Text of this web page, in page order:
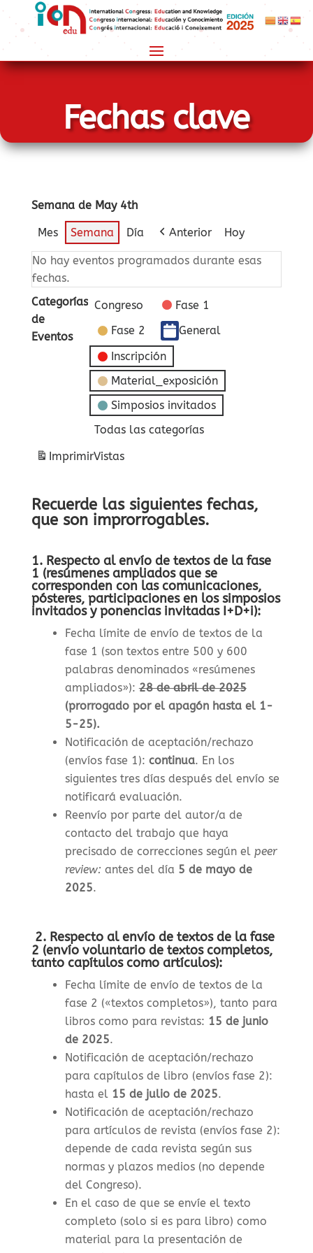
Fechas clave
Semana de May 4th
Mes Semana Día Anterior Hoy
No hay eventos programados durante esas
fechas.
Categorías
de
Eventos
Congreso
Fase 1
Fase 2
General
Inscripción
Material_exposición
Simposios invitados
Todas las categorías
ImprimirVistas
Recuerde las siguientes fechas,
que son improrrogables.
1. Respecto al envío de textos de la fase
1 (resúmenes ampliados que se
corresponden con las comunicaciones,
pósteres, participaciones en los simposios
invitados y ponencias invitadas I+D+i):
Fecha límite de envío de textos de la
fase 1 (son textos entre 500 y 600
palabras denominados «resúmenes
ampliados»):28 de abril de 2025
(prorrogado por el apagón hasta el 1-
5-25).
Notificación de aceptación/rechazo
(envíos fase 1): continua. En los
siguientes tres días después del envío se
notificará evaluación.
Reenvío por parte del autor/a de
contacto del trabajo que haya
precisado de correcciones según el peer
review: antes del día 5 de mayo de
2025.
2. Respecto al envío de textos de la fase
2 (envío voluntario de textos completos,
tanto capítulos como artículos):
Fecha límite de envío de textos de la
fase 2 («textos completos»), tanto para
libros como para revistas: 15 de junio
de 2025.
Notificación de aceptación/rechazo
para capítulos de libro (envíos fase 2):
hasta el 15 de julio de 2025.
Notificación de aceptación/rechazo
para artículos de revista (envíos fase 2):
depende de cada revista según sus
normas y plazos medios (no depende
del Congreso).
En el caso de que se envíe el texto
completo (solo si es para libro) como
material para la presentación de